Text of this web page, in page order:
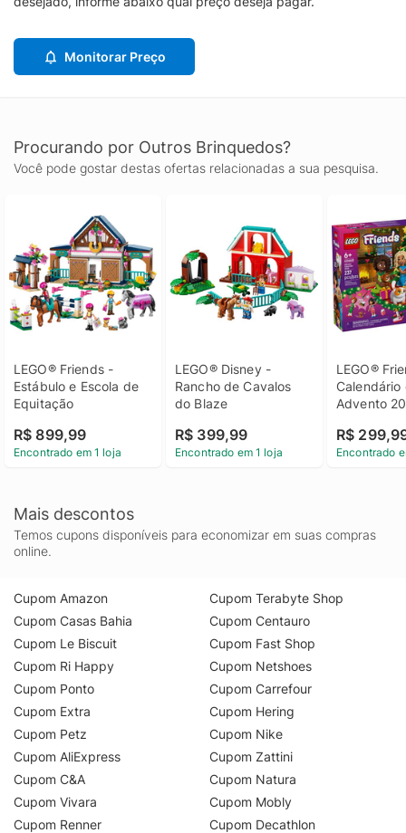
Monitorar Preço
Procurando por Outros Brinquedos?
Você pode gostar destas ofertas relacionadas a sua pesquisa.
LEGO® Friends -
Estábulo e Escola de
Equitação
R$ 899,99
Encontrado em 1 loja
LEGO® Disney -
Rancho de Cavalos
do Blaze
R$ 399,99
Encontrado em 1 loja
LEGO®
Calendário
Advento
R$
Encontrado
Mais descontos
Temos cupons disponíveis para economizar em suas compras
online.
Cupom Amazon
Cupom Casas Bahia
Cupom Le Biscuit
Cupom Ri Happy
Cupom Ponto
Cupom Extra
Cupom Petz
Cupom AliExpress
Cupom C&A
Cupom Vivara
Cupom Renner
Cupom Terabyte Shop
Cupom Centauro
Cupom Fast Shop
Cupom Netshoes
Cupom Carrefour
Cupom Hering
Cupom Nike
Cupom Zattini
Cupom Natura
Cupom Mobly
Cupom Decathlon